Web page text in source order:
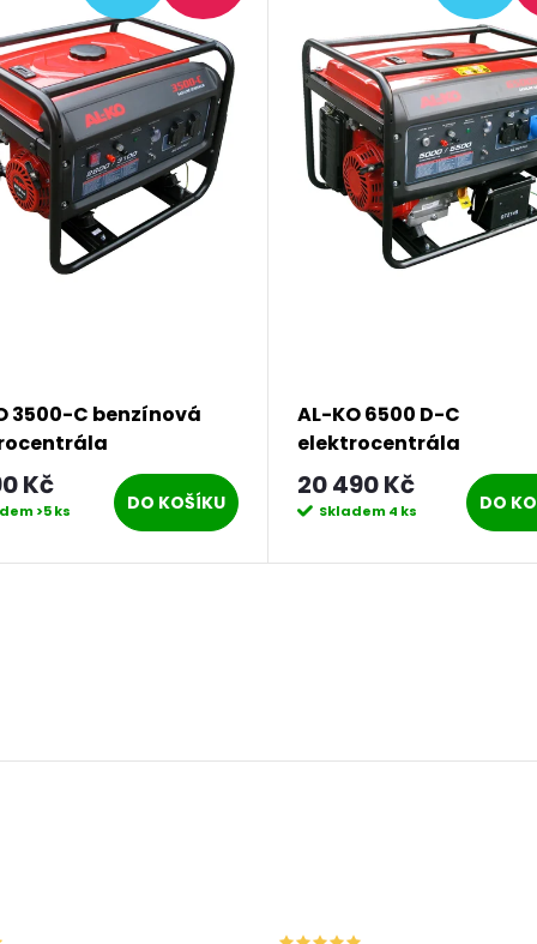
3500-C benzínová
Kč
>5 ks DO KOŠÍKU
AL-KO 6500 D-C
elektrocentrála
20 490 Kč
Skladem4 ks DO